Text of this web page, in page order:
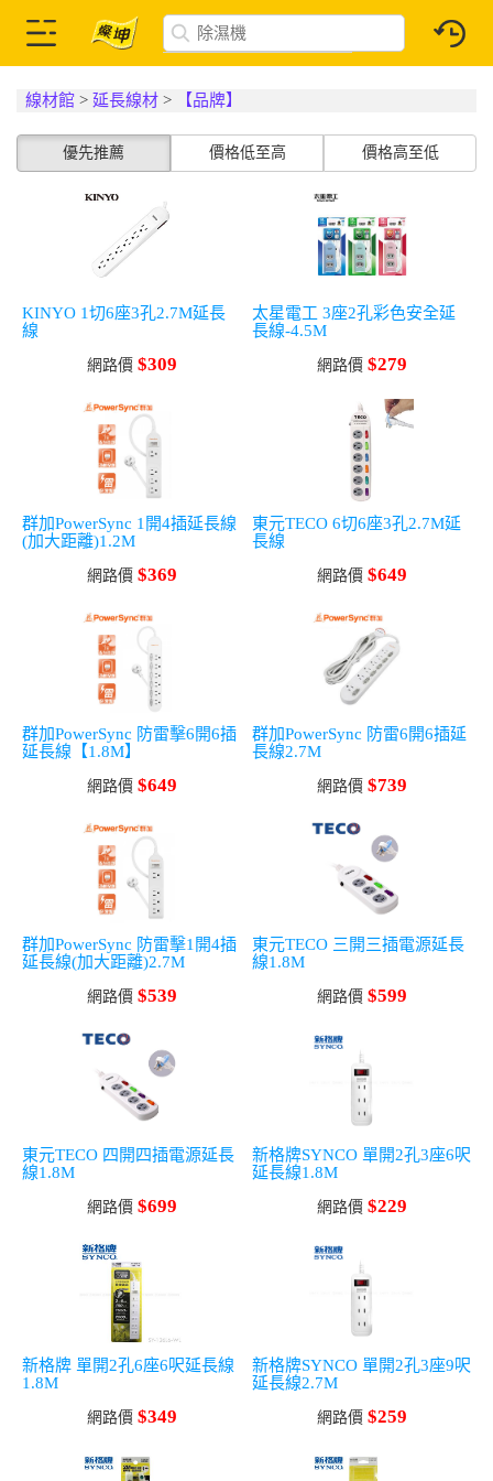
線材館 > 延長線材 > 【品牌】
優先推薦 價格低至高 價格高至低
KINYO 1切6座3孔2.7M延長
線
網路價 $309
太星電工 3座2孔彩色安全延
長線-4.5M
網路價 $279
群加PowerSync 1開4插延長線
(加大距離)1.2M
網路價 $369
東元TECO 6切6座3孔2.7M延
長線
網路價 $649
群加PowerSync 防雷擊6開6插
延長線【1.8M】
網路價 $649
群加PowerSync 防雷6開6插延
長線2.7M
網路價 $739
群加PowerSync 防雷擊1開4插
延長線(加大距離)2.7M
網路價 $539
東元TECO 三開三插電源延長
線1.8M
網路價 $599
東元TECO 四開四插電源延長
線1.8M
網路價 $699
新格牌SYNCO 單開2孔3座6呎
延長線1.8M
網路價 $229
新格牌 單開2孔6座6呎延長線
1.8M
網路價 $349
新格牌SYNCO 單開2孔3座9呎
延長線2.7M
網路價 $259